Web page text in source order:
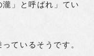
」と呼ばれ」てい
ているそうです。